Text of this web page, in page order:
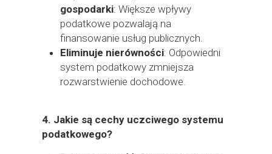
gospodarki: Większe wpływy
podatkowe pozwalają na
finansowanie usług publicznych.
Eliminuje nierówności: Odpowiedni
system podatkowy zmniejsza
rozwarstwienie dochodowe.
4. Jakie są cechy uczciwego systemu
podatkowego?